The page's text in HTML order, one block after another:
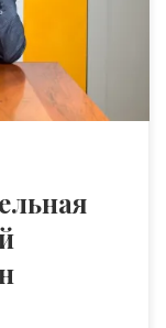
что
местом, […]